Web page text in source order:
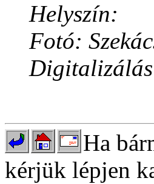
Helyszín:
Fotó:
Ha
kérjük lépjen